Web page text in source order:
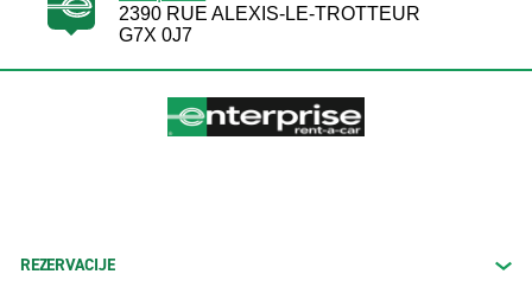
2390 RUE ALEXIS-LE-TROTTEUR
G7X 0J7
REZERVACIJE